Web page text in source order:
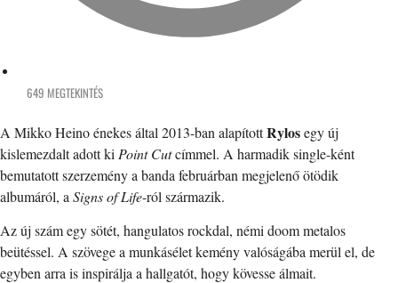
649 MEGTEKINTÉS
A Mikko Heino énekes által 2013-ban alapítottRylosegy új
kislemezdalt adott ki Point Cutcímmel. A harmadik single-ként
bemutatott szerzemény a banda februárban megjelenő ötödik
albumáról, a Signs of Life-ról származik.
Az új szám egy sötét, hangulatos rockdal, némi doom metalos
beütéssel. A szövege a munkásélet kemény valóságába merül el, de
egyben arra is inspirálja a hallgatót, hogy kövesse álmait.